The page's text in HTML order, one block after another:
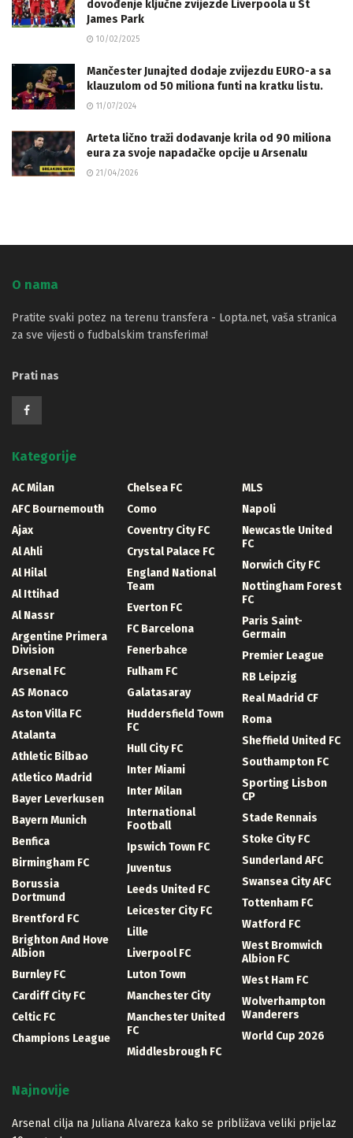
dovođenje ključne zvijezde Liverpoola u St
James Park
10/02/2025
Mančester Junajted dodaje zvijezdu EURO-a sa
klauzulom od 50 miliona funti na kratku listu.
11/07/2024
Arteta lično traži dodavanje krila od 90 miliona
eura za svoje napadačke opcije u Arsenalu
21/04/2026
O nama
Pratite svaki potez na terenu transfera - Lopta.net, vaša stranica
za sve vijesti o fudbalskim transferima!
Prati nas
Kategorije
AC Milan
AFC Bournemouth
Ajax
Al Ahli
Al Hilal
Al Ittihad
Al Nassr
Argentine Primera
Division
Arsenal FC
AS Monaco
Aston Villa FC
Atalanta
Athletic Bilbao
Atletico Madrid
Bayer Leverkusen
Bayern Munich
Benfica
Birmingham FC
Borussia
Dortmund
Brentford FC
Brighton And Hove
Albion
Burnley FC
Cardiff City FC
Celtic FC
Champions League
Chelsea FC
Como
Coventry City FC
Crystal Palace FC
England National
Team
Everton FC
FC Barcelona
Fenerbahce
Fulham FC
Galatasaray
Huddersfield Town
FC
Hull City FC
Inter Miami
Inter Milan
International
Football
Ipswich Town FC
Juventus
Leeds United FC
Leicester City FC
Lille
Liverpool FC
Luton Town
Manchester City
Manchester United
FC
Middlesbrough FC
MLS
Napoli
Newcastle United
FC
Norwich City FC
Nottingham Forest
FC
Paris Saint-
Germain
Premier League
RB Leipzig
Real Madrid CF
Roma
Sheffield United FC
Southampton FC
Sporting Lisbon
CP
Stade Rennais
Stoke City FC
Sunderland AFC
Swansea City AFC
Tottenham FC
Watford FC
West Bromwich
Albion FC
West Ham FC
Wolverhampton
Wanderers
World Cup 2026
Najnovije
Arsenal cilja na Juliana Alvareza kako se približava veliki prijelaz